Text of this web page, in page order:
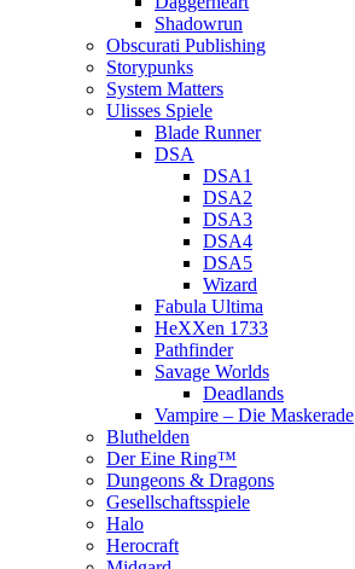
Shadowrun
Obscurati Publishing
Storypunks
System Matters
Ulisses Spiele
Blade Runner
DSA
DSA1
DSA2
DSA3
DSA4
DSA5
Wizard
Fabula Ultima
HeXXen 1733
Pathfinder
Savage Worlds
Deadlands
Vampire – Die Maskerade
Bluthelden
Der Eine Ring™
Dungeons & Dragons
Gesellschaftsspiele
Halo
Herocraft